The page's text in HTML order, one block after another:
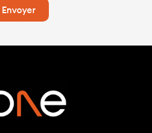
Envoyer